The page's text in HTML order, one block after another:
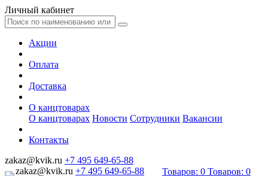
Личный кабинет
Акции
Оплата
Доставка
О канцтоварах
О канцтоварах Новости Сотрудники Вакансии
Контакты
zakaz@kvik.ru +7 495 649-65-88
zakaz@kvik.ru +7 495 649-65-88 Товаров: 0 Товаров: 0